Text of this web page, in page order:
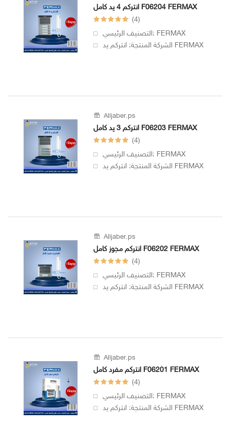
انتركم 4 يد كامل F06204 FERMAX
(4)
التصنيف الرئيسي: FERMAX
الشركة المنتجة: انتركم يد FERMAX
Alljaber.ps
انتركم 3 يد كامل F06203 FERMAX
(4)
التصنيف الرئيسي: FERMAX
الشركة المنتجة: انتركم يد FERMAX
Alljaber.ps
انتركم مجوز كامل F06202 FERMAX
(4)
التصنيف الرئيسي: FERMAX
الشركة المنتجة: انتركم يد FERMAX
Alljaber.ps
انتركم مفرد كامل F06201 FERMAX
(4)
التصنيف الرئيسي: FERMAX
الشركة المنتجة: انتركم يد FERMAX